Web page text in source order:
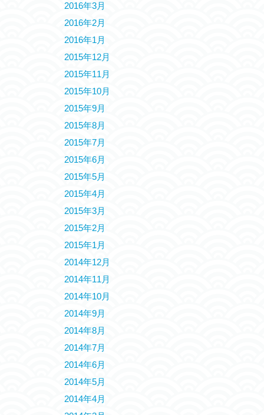
2016年3月
2016年2月
2016年1月
2015年12月
2015年11月
2015年10月
2015年9月
2015年8月
2015年7月
2015年6月
2015年5月
2015年4月
2015年3月
2015年2月
2015年1月
2014年12月
2014年11月
2014年10月
2014年9月
2014年8月
2014年7月
2014年6月
2014年5月
2014年4月